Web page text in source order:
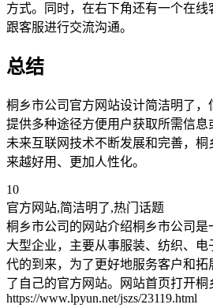
方式。同时，在右下角还有一个在
跟客服进行交流沟通。
总结
桐乡市公司官方网站设计简洁明了，
提供多种途径方便用户获取所需信
未来互联网技术不断发展和完善，
来越好用、更加人性化。
10
官方网站,简洁明了,热门话题
桐乡市公司的网站介绍桐乡市公司
大型企业，主要从事服装、纺织、
代的到来，为了更好地服务客户和
了自己的官方网站。网站首页打开桐
https://www.lpyun.net/jszs/23119.html